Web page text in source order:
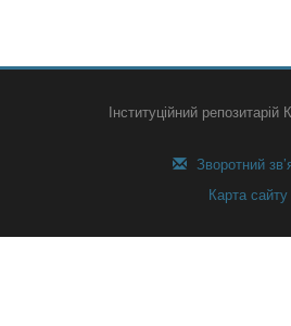
Інституційний
Зворотний
Карта сайту